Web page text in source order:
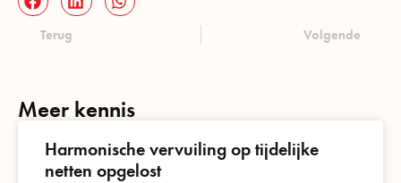
Terug Volgende
Meer kennis
Harmonische vervuiling op tijdelijke
netten opgelost